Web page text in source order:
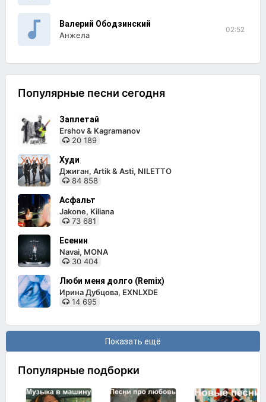
Валерий Ободзинский
Анжела
02:52
Популярные песни сегодня
Заплетай
Ershov & Kagramanov
20 189
Худи
Джиган, Artik & Asti, NILETTO
84 858
Асфальт
Jakone, Kiliana
73 681
Есенин
Navai, MONA
30 404
Люби меня долго (Remix)
Ирина Дубцова, EXNLXDE
14 695
Показать ещё
Популярные подборки